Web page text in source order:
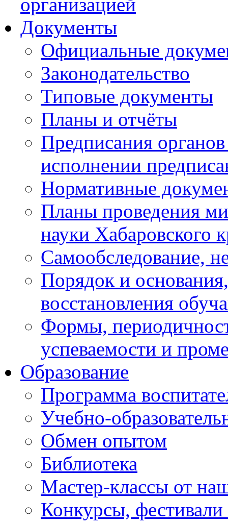
Документы
Официальные
Законодательство
Типовые документы
Планы и отчёты
Предписания
исполнении
Нормативные
Планы проведения
науки Хабаровского
Самообследование,
Порядок и
восстановления
Формы,
успеваемости и
Образование
Программа
Учебно-
Обмен опытом
Библиотека
Мастер-классы от
Конкурсы,